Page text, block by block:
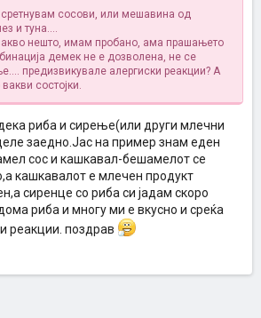
сретнувам сосови, или мешавина од
и туна....
нешто, имам пробано, ама прашањето
демек не е дозволена, не се
предизвикувале алергиски реакции? А
состојки.
риба и сирење(или други млечни
заедно.Јас на пример знам еден
сос и кашкавал-бешамелот се
кашкавалот е млечен продукт
сиренце со риба си јадам скоро
риба и многу ми е вкусно и среќа
реакции. поздрав